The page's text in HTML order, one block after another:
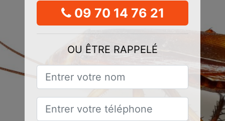
09 70 14 76 21
OU ÊTRE RAPPELÉ